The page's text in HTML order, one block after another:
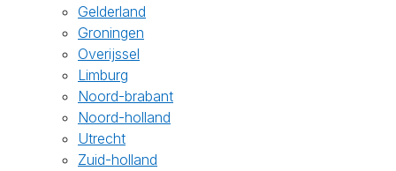
Gelderland
Groningen
Overijssel
Limburg
Noord-brabant
Noord-holland
Utrecht
Zuid-holland